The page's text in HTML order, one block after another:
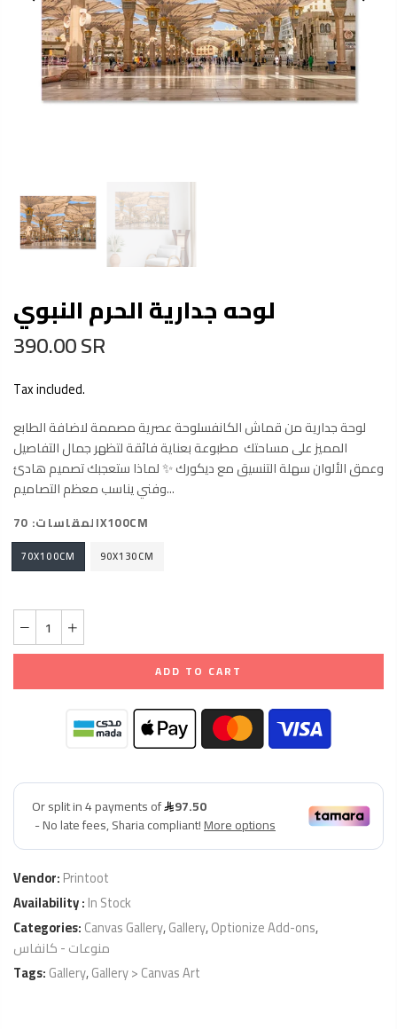
لوحه جدارية الحرم النبوي
390.00 SR
Tax included.
لوحة جدارية من قماش الكانفسلوحة عصرية مصممة لاضافة الطابع
المميز على مساحتك مطبوعة بعناية فائقة لتظهر جمال التفاصيل
وعمق الألوان سهلة التنسيق مع ديكورك ✨ لماذا ستعجبك تصميم هادئ
وفني يناسب معظم التصاميم...
المقاسات:70X100CM
70X100CM 90X130CM
ADD TO CART
Vendor:Printoot
Availability :In Stock
Categories:Canvas Gallery,Gallery,Optionize Add-ons,
منوعات - كانفاس
Tags:Gallery,Gallery > Canvas Art